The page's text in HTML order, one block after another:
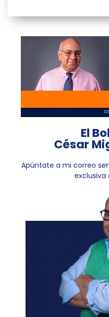
El
César
Apúntate a mi correo